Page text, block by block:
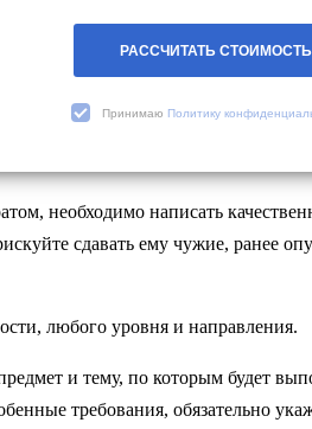
РАССЧИТАТЬ СТОИМОСТЬ
Принимаю Политику
необходимо написать
сдавать ему чужие, ранее
любого уровня и направления.
и тему, по которым будет
требования, обязательно